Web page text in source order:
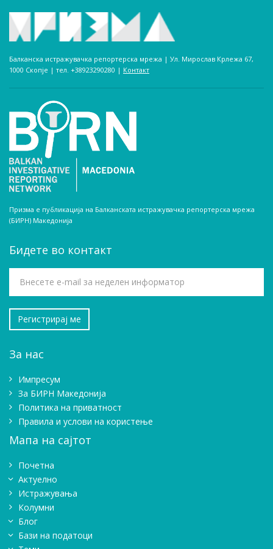
Балканска истражувачка репортерска мрежа | Ул. Мирослав Крлежа 67,
1000 Скопје | тел. +38923290280­ | Контакт
Призма е публикација на Балканската истражувачка репортерска мрежа
(БИРН) Македонија
Бидете во контакт
За нас
Импресум
Зa БИРН Македонија
Политика на приватност
Правила и услови на користење
Мапа на сајтот
Почетна
Актуелно
Истражувањa
Колумни
Блог
Бази на податоци